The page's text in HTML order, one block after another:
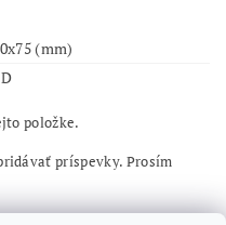
(mm)
položke.
príspevky. Prosím